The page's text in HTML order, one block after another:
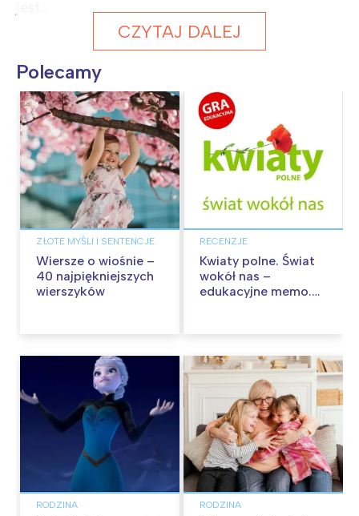
CZYTAJ DALEJ
Polecamy
ZŁOTE MYŚLI I SENTENCJE
Wiersze o wiośnie –
40 najpiękniejszych
wierszyków
RECENZJE
Kwiaty polne. Świat
wokół nas –
edukacyjne memo.
RODZINA RODZINA